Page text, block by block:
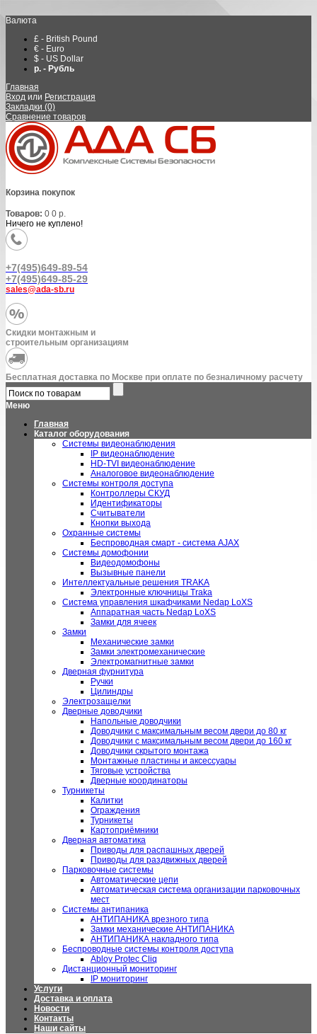
Валюта
£ - British Pound
€ - Euro
$ - US Dollar
р. - Рубль
Главная
Вход или Регистрация
Закладки (0)
Сравнение товаров
Корзина покупок
Товаров: 0 0 р.
Ничего не куплено!
+7(495)649-89-54
+7(495)649-85-29
sales@ada-sb.ru
Скидки монтажным и
строительным организациям
Бесплатная доставка по Москве при оплате по безналичному расчету
Меню
Главная
Каталог оборудования
Системы видеонаблюдения
IP видеонаблюдение
HD-TVI видеонаблюдение
Аналоговое видеонаблюдение
Системы контроля доступа
Контроллеры СКУД
Идентификаторы
Считыватели
Кнопки выхода
Охранные системы
Беспроводная смарт - система AJAX
Системы домофонии
Видеодомофоны
Вызывные панели
Интеллектуальные решения TRAKA
Электронные ключницы Traka
Система управления шкафчиками Nedap LoXS
Аппаратная часть Nedap LoXS
Замки для ячеек
Замки
Механические замки
Замки электромеханические
Электромагнитные замки
Дверная фурнитура
Ручки
Цилиндры
Электрозащелки
Дверные доводчики
Напольные доводчики
Доводчики с максимальным весом двери до 80 кг
Доводчики с максимальным весом двери до 160 кг
Доводчики скрытого монтажа
Монтажные пластины и аксессуары
Тяговые устройства
Дверные координаторы
Турникеты
Калитки
Ограждения
Турникеты
Картоприёмники
Дверная автоматика
Приводы для распашных дверей
Приводы для раздвижных дверей
Парковочные системы
Автоматические цепи
Автоматическая система организации парковочных
мест
Системы антипаника
АНТИПАНИКА врезного типа
Замки механические АНТИПАНИКА
АНТИПАНИКА накладного типа
Беспроводные системы контроля доступа
Abloy Protec Cliq
Дистанционный мониторинг
IP мониторинг
Услуги
Доставка и оплата
Новости
Контакты
Наши сайты